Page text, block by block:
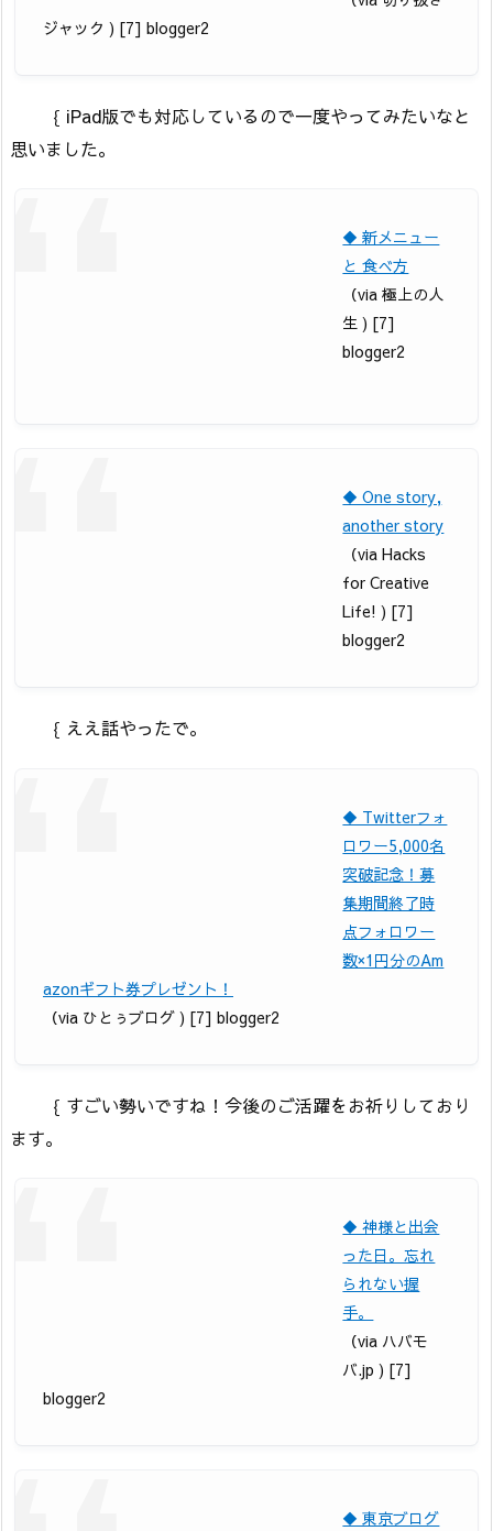
ジャック ) [7] blogger2
｛ iPad版でも対応しているので一度やってみたいなと
思いました。
◆ 新メニュー
と 食べ方
（via 極上の人
生 ) [7]
blogger2
◆ One story,
another story
（via Hacks
for Creative
Life! ) [7]
blogger2
｛ ええ話やったで。
◆ Twitterフォ
ロワー5,000名
突破記念！募
集期間終了時
点フォロワー
数×1円分のAm
azonギフト券プレゼント！
（via ひとぅブログ ) [7] blogger2
｛ すごい勢いですね！今後のご活躍をお祈りしており
ます。
◆ 神様と出会
った日。忘れ
られない握
手。
（via ハバモ
バ.jp ) [7]
blogger2
◆ 東京ブログ